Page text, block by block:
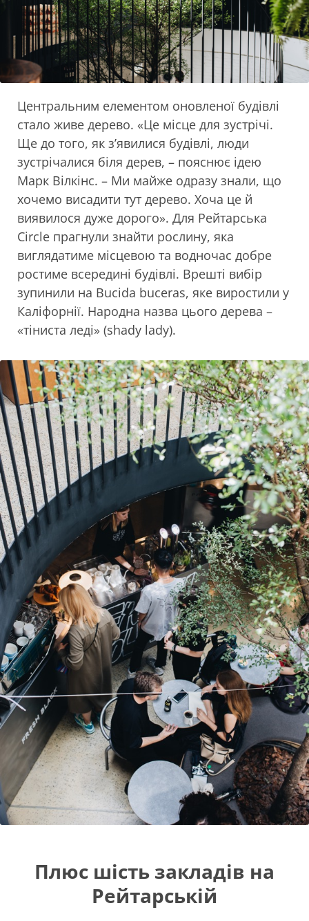
Центральним елементом оновленої будівлі
стало живе дерево. «Це місце для зустрічі.
Ще до того, як з’явилися будівлі, люди
зустрічалися біля дерев, – пояснює ідею
Марк Вілкінс. – Ми майже одразу знали, що
хочемо висадити тут дерево. Хоча це й
виявилося дуже дорого». Для Рейтарська
Circle прагнули знайти рослину, яка
виглядатиме місцевою та водночас добре
ростиме всередині будівлі. Врешті вибір
зупинили на Bucida buceras, яке виростили у
Каліфорнії. Народна назва цього дерева –
«тіниста леді» (shady lady).
Плюс шість закладів на
Рейтарській